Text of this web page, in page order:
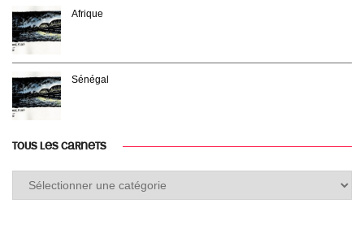
Afrique
Sénégal
TOUS LES CARNETS